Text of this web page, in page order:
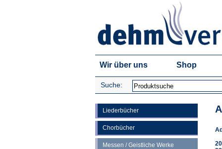
Wir über uns Shop
Suche:
Liederbücher
Chorbücher
Messen / Geistliche Werke